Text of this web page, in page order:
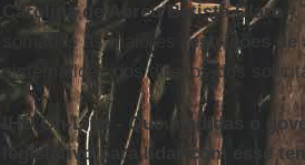
Carolina de Abreu Batista Claro -
somados às maiores
restrições de
sistemáticas dos direitos dos
IHU On-Line - Que medidas o
legislativo para lidar com esse